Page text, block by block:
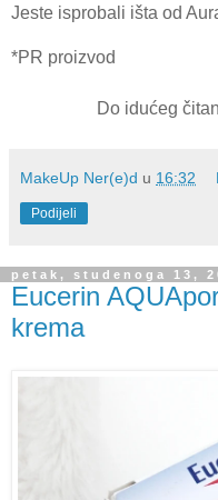
Jeste isprobali išta od
*PR proizvod
Do idućeg
MakeUp Ner(e)d u 16:32
Podijeli
petak, studenoga 13,
Eucerin
krema